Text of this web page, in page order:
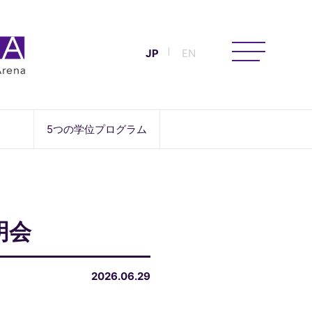
JP EN
5つの学位プログラム
会
2026.06.29